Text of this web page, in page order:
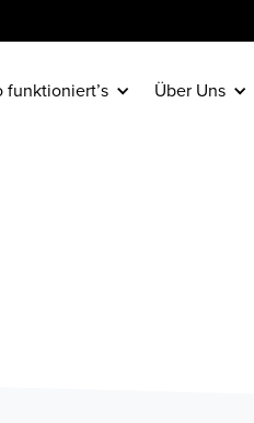
funktioniert’s Über Uns